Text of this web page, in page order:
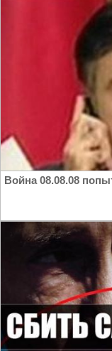
Война 08.08.08